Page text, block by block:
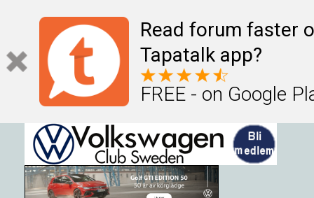
Read forum faster
Tapatalk app?
FREE - on Google